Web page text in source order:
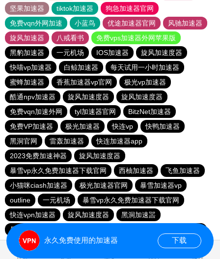
坚果加速器
tiktok加速器
狗急加速器官网
免费vqn外网加速
小蓝鸟 优途加速器官网
风驰加速器
旋风加速器
八戒看书
免费vps加速器外网苹果版
黑豹加速器
一元机场 IOS加速器
旋风加速度器
快喵vp加速器
白鲸加速器
每天试用一小时加速器
蜜蜂加速器
香蕉加速器vp官网
极光vp加速器
酷通npv加速器
旋风加速度器
旋风加速度器
免费vqn加速外网
tyl加速器官网
BitzNet加速器
免费VP加速器
极光加速器 快连vp
快鸭加速器
黑洞官网
雷轰加速器
快连加速器app
2023免费加速神器
旋风加速度器
暴雪vp永久免费加速器下载官网
西柚加速器
飞鱼加速器
小猫咪ciash加速器
极光加速器官网
暴雪加速器vp
outline
一元机场
暴雪vp永久免费加速器下载官网
快连vρn加速器
旋风加速度器
黑洞加速噐
暴雪vp永久免费加速器下载官网
永久免费使用的加速器 下载